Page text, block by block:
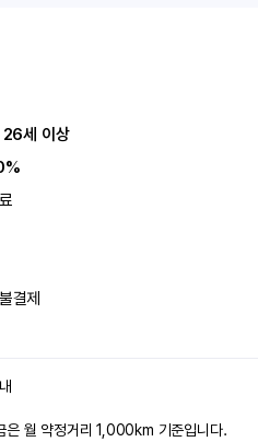
26세 이상
결제
은 월 약정거리 1,000km 기준입니다.